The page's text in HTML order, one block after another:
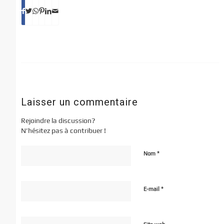
Laisser un commentaire
Rejoindre la discussion?
N’hésitez pas à contribuer !
Nom *
E-mail *